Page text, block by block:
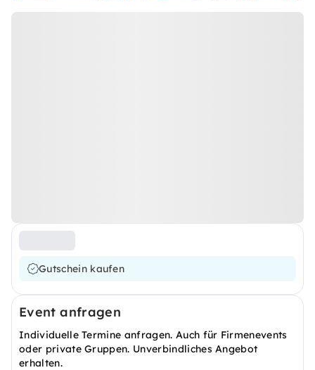
Gutschein kaufen
Event anfragen
Individuelle Termine anfragen. Auch für Firmenevents
oder private Gruppen. Unverbindliches Angebot
erhalten.